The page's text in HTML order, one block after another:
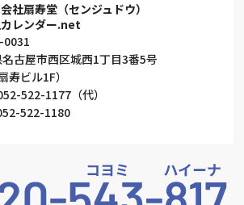
社扇寿堂（センジュドウ）
レンダー.net
0031
古屋市西区城西1丁目3番5号
寿ビル1F）
522-1177（代）
522-1180